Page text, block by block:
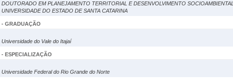
DOUTORADO EM PLANEJAMENTO TERRITORIAL E DESENVOLVIMENTO SOCIOAMBIENTAL
UNIVERSIDADE DO ESTADO DE SANTA CATARINA
- GRADUAÇÃO
Universidade do Vale do Itajaí
- ESPECIALIZAÇÃO
Universidade Federal do Rio Grande do Norte